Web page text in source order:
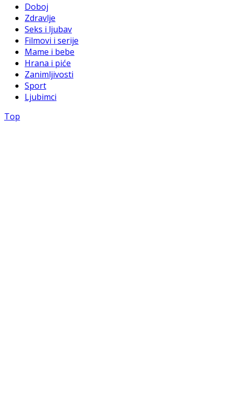
Doboj
Zdravlje
Seks i ljubav
Filmovi i serije
Mame i bebe
Hrana i piće
Zanimljivosti
Sport
Ljubimci
Top